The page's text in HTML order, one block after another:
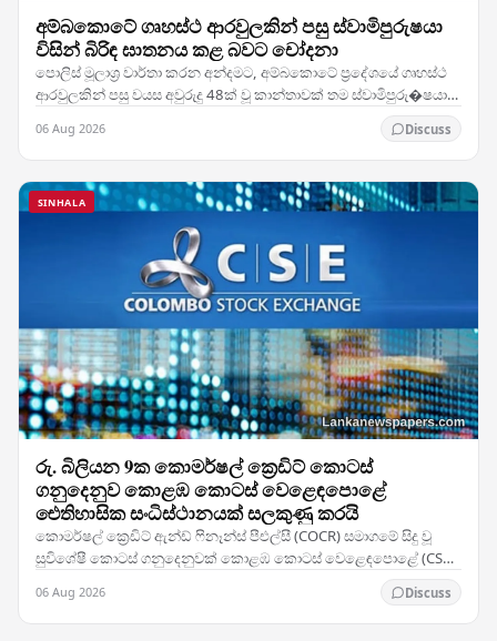
අම්බකොටේ ගෘහස්ථ ආරවුලකින් පසු ස්වාමිපුරුෂයා
විසින් බිරිඳ ඝාතනය කළ බවට චෝදනා
පොලිස් මූලාශ්‍ර වාර්තා කරන අන්දමට, අම්බකොටේ ප්‍රදේශයේ ගෘහස්ථ
ආරවුලකින් පසු වයස අවුරුදු 48ක් වූ කාන්තාවක් තම ස්වාමිපුරු�ෂයා
06 Aug 2026 Discuss
SINHALA
රු. බිලියන 9ක කොමර්ෂල් ක්‍රෙඩිට් කොටස්
ගනුදෙනුව කොළඹ කොටස් වෙළෙඳපොළේ
ඓතිහාසික සංධිස්ථානයක් සලකුණු කරයි
කොමර්ෂල් ක්‍රෙඩිට් ඇන්ඩ් ෆිනෑන්ස් පීඑල්සී (COCR) සමාගමේ සිදු වූ
සුවිශේෂී කොටස් ගනුදෙනුවක් කොළඹ කොටස් වෙළෙඳපොළේ (CSE)
06 Aug 2026 Discuss